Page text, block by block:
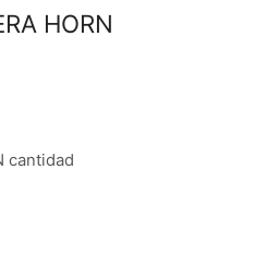
HORN
cantidad